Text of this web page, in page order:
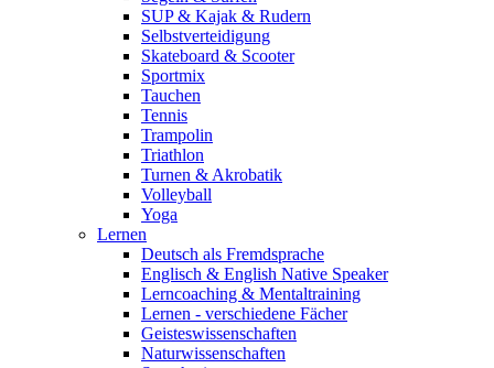
SUP & Kajak & Rudern
Selbstverteidigung
Skateboard & Scooter
Sportmix
Tauchen
Tennis
Trampolin
Triathlon
Turnen & Akrobatik
Volleyball
Yoga
Lernen
Deutsch als Fremdsprache
Englisch & English Native Speaker
Lerncoaching & Mentaltraining
Lernen - verschiedene Fächer
Geisteswissenschaften
Naturwissenschaften